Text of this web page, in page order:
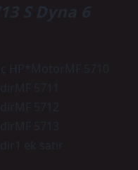
S Dyna 6
HP*MotorMF 5710
5711
5712
5713
ek satır